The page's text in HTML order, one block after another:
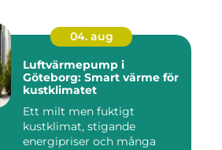
04. aug
Luftvärmepump i
Göteborg: Smart värme för
kustklimatet
Ett milt men fuktigt
kustklimat, stigande
energipriser och många